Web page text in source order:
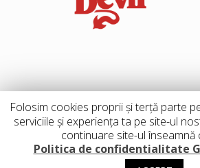
Copyright © 2001-2020 CHRIS EXIM
Folosim cookies proprii și terță parte
serviciile și experiența ta pe site-ul
continuare site-ul înseamnă
Politica de confidentialitate